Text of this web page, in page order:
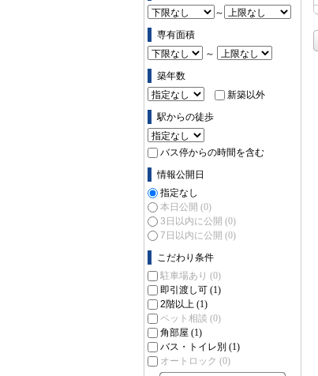
～
専有面積
～
築年数
新築以外
駅からの徒歩
バス停からの時間を含む
情報公開日
指定なし
本日公開 (0)
3日以内に公開 (0)
7日以内に公開 (0)
こだわり条件
駐車場あり (0)
即引渡し可 (1)
2階以上 (1)
ペット相談 (0)
角部屋 (1)
バス・トイレ別 (1)
オートロック (0)